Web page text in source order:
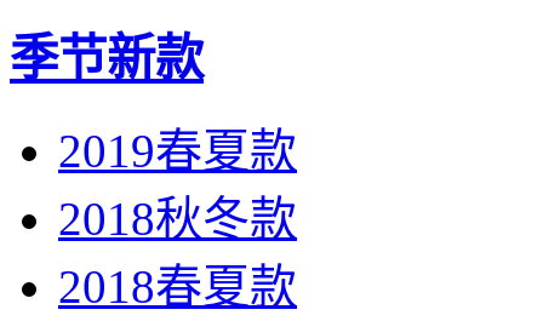
季节新款
2019春夏款
2018秋冬款
2018春夏款